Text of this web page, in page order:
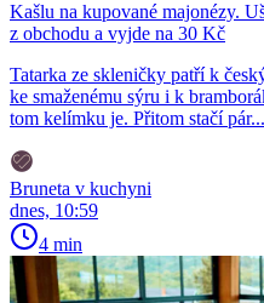
Kašlu na kupované majonézy.
z obchodu a vyjde na 30 Kč
Tatarka ze skleničky patří k
ke smaženému sýru i k
tom kelímku je. Přitom stačí pár...
Bruneta v kuchyni
dnes, 10:59
4 min